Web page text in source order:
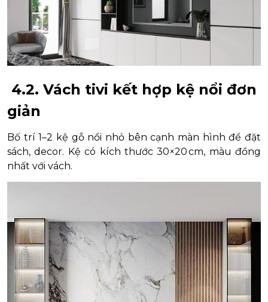
4.2. Vách tivi kết hợp kệ nổi đơn
giản
Bố trí 1–2 kệ gỗ nổi nhỏ bên cạnh màn hình để đặt
sách, decor. Kệ có kích thước 30×20 cm, màu đồng
nhất với vách.